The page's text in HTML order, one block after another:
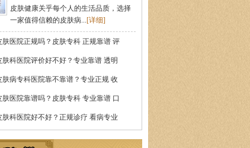
皮肤健康关乎每个人的生活品质，选择
一家值得信赖的皮肤病...[详细]
肤医院正规吗？皮肤专科 正规靠谱 评
肤科医院评价好不好？专业靠谱 透明
肤病专科医院靠不靠谱？专业正规 收
肤医院靠谱吗？皮肤专科 专业靠谱 口
肤科医院好不好？正规诊疗 看病专业